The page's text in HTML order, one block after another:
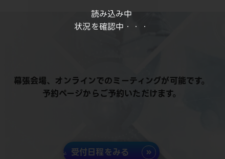
読み込み中
状況を確認中・・・
幕張会場、オンラインでのミーティングが可能です。
予約ページからご予約いただけます。
受付日程をみる